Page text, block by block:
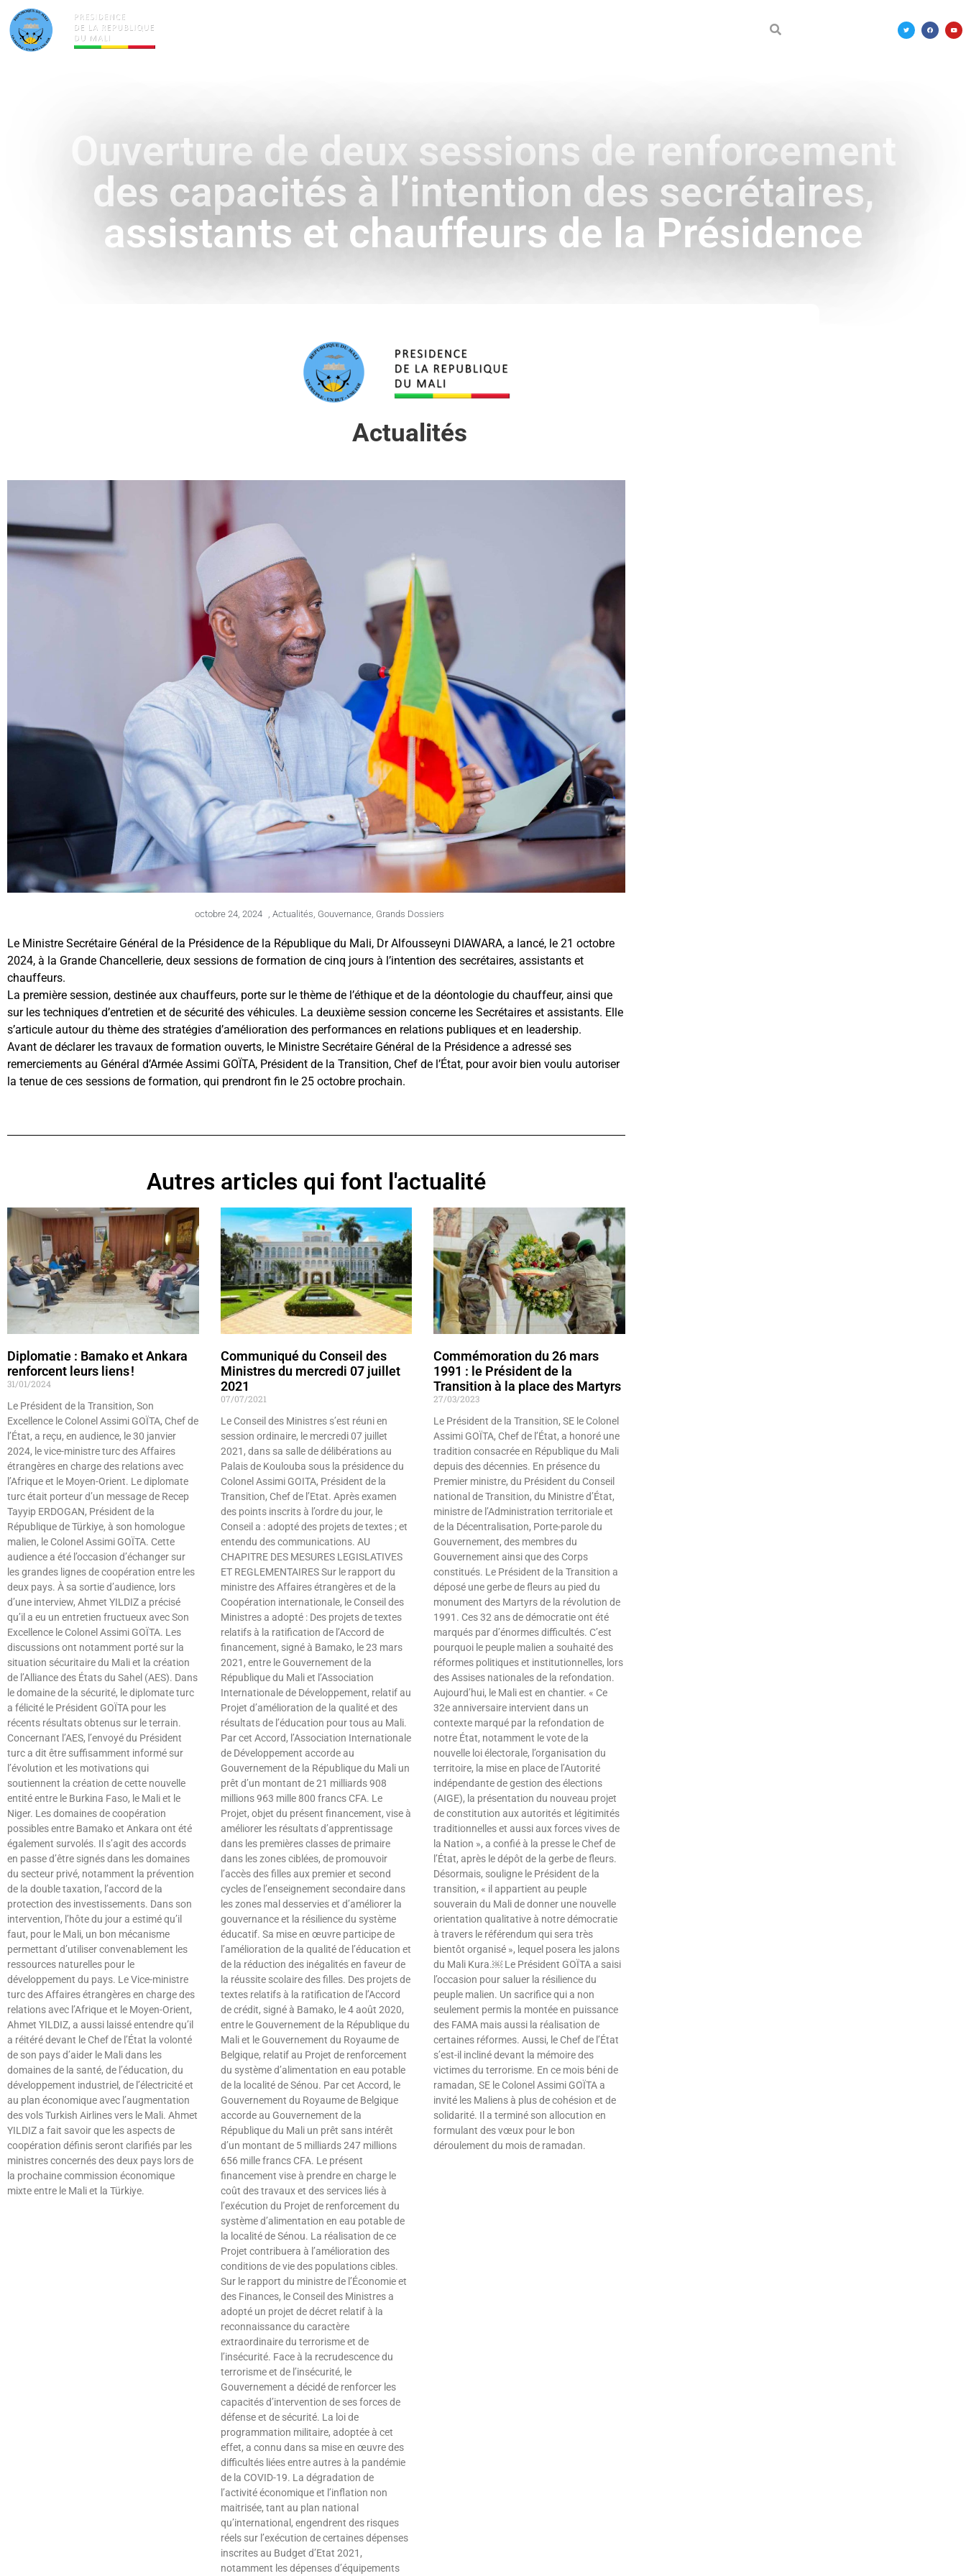
Ouverture de deux sessions de renforcement
des capacités à l’intention des secrétaires,
assistants et chauffeurs de la Présidence
Actualités
octobre 24, 2024 Actualités Gouvernance, Grands Dossiers
Le Ministre Secrétaire Général de la Présidence de la République du Mali, Dr Alfousseyni DIAWARA, a lancé, le 21 octobre
2024, à la Grande Chancellerie, deux sessions de formation de cinq jours à l’intention des secrétaires, assistants et
chauffeurs.
La première session, destinée aux chauffeurs, porte sur le thème de l’éthique et de la déontologie du chauffeur, ainsi que
sur les techniques d’entretien et de sécurité des véhicules. La deuxième session concerne les Secrétaires et assistants. Elle
s’articule autour du thème des stratégies d’amélioration des performances en relations publiques et en leadership.
Avant de déclarer les travaux de formation ouverts, le Ministre Secrétaire Général de la Présidence a adressé ses
remerciements au Général d’Armée Assimi GOÏTA, Président de la Transition, Chef de l’État, pour avoir bien voulu autoriser
la tenue de ces sessions de formation, qui prendront fin le 25 octobre prochain.
Autres articles qui font l'actualité
Diplomatie : Bamako et Ankara
renforcent leurs liens !
31/01/2024
Le Président de la Transition, Son
Excellence le Colonel Assimi GOÏTA, Chef de
l’État, a reçu, en audience, le 30 janvier
2024, le vice-ministre turc des Affaires
étrangères en charge des relations avec
l’Afrique et le Moyen-Orient. Le diplomate
turc était porteur d’un message de Recep
Tayyip ERDOGAN, Président de la
République de Türkiye, à son homologue
malien, le Colonel Assimi GOÏTA. Cette
audience a été l’occasion d’échanger sur
les grandes lignes de coopération entre les
deux pays. À sa sortie d’audience, lors
d’une interview, Ahmet YILDIZ a précisé
qu’il a eu un entretien fructueux avec Son
Excellence le Colonel Assimi GOÏTA. Les
discussions ont notamment porté sur la
situation sécuritaire du Mali et la création
de l’Alliance des États du Sahel (AES). Dans
le domaine de la sécurité, le diplomate turc
a félicité le Président GOÏTA pour les
récents résultats obtenus sur le terrain.
Concernant l’AES, l’envoyé du Président
turc a dit être suffisamment informé sur
l’évolution et les motivations qui
soutiennent la création de cette nouvelle
entité entre le Burkina Faso, le Mali et le
Niger. Les domaines de coopération
possibles entre Bamako et Ankara ont été
également survolés. Il s’agit des accords
en passe d’être signés dans les domaines
du secteur privé, notamment la prévention
de la double taxation, l’accord de la
protection des investissements. Dans son
intervention, l’hôte du jour a estimé qu’il
faut, pour le Mali, un bon mécanisme
permettant d’utiliser convenablement les
ressources naturelles pour le
développement du pays. Le Vice-ministre
turc des Affaires étrangères en charge des
relations avec l’Afrique et le Moyen-Orient,
Ahmet YILDIZ, a aussi laissé entendre qu’il
a réitéré devant le Chef de l’État la volonté
de son pays d’aider le Mali dans les
domaines de la santé, de l’éducation, du
développement industriel, de l’électricité et
au plan économique avec l’augmentation
des vols Turkish Airlines vers le Mali. Ahmet
YILDIZ a fait savoir que les aspects de
coopération définis seront clarifiés par les
ministres concernés des deux pays lors de
la prochaine commission économique
mixte entre le Mali et la Türkiye.
Communiqué du Conseil des
Ministres du mercredi 07 juillet
2021
07/07/2021
Le Conseil des Ministres s’est réuni en
session ordinaire, le mercredi 07 juillet
2021, dans sa salle de délibérations au
Palais de Koulouba sous la présidence du
Colonel Assimi GOITA, Président de la
Transition, Chef de l’Etat. Après examen
des points inscrits à l’ordre du jour, le
Conseil a : adopté des projets de textes ; et
entendu des communications. AU
CHAPITRE DES MESURES LEGISLATIVES
ET REGLEMENTAIRES Sur le rapport du
ministre des Affaires étrangères et de la
Coopération internationale, le Conseil des
Ministres a adopté : Des projets de textes
relatifs à la ratification de l’Accord de
financement, signé à Bamako, le 23 mars
2021, entre le Gouvernement de la
République du Mali et l’Association
Internationale de Développement, relatif au
Projet d’amélioration de la qualité et des
résultats de l’éducation pour tous au Mali.
Par cet Accord, l’Association Internationale
de Développement accorde au
Gouvernement de la République du Mali un
prêt d’un montant de 21 milliards 908
millions 963 mille 800 francs CFA. Le
Projet, objet du présent financement, vise à
améliorer les résultats d’apprentissage
dans les premières classes de primaire
dans les zones ciblées, de promouvoir
l’accès des filles aux premier et second
cycles de l’enseignement secondaire dans
les zones mal desservies et d’améliorer la
gouvernance et la résilience du système
éducatif. Sa mise en œuvre participe de
l’amélioration de la qualité de l’éducation et
de la réduction des inégalités en faveur de
la réussite scolaire des filles. Des projets de
textes relatifs à la ratification de l’Accord
de crédit, signé à Bamako, le 4 août 2020,
entre le Gouvernement de la République du
Mali et le Gouvernement du Royaume de
Belgique, relatif au Projet de renforcement
du système d’alimentation en eau potable
de la localité de Sénou. Par cet Accord, le
Gouvernement du Royaume de Belgique
accorde au Gouvernement de la
République du Mali un prêt sans intérêt
d’un montant de 5 milliards 247 millions
656 mille francs CFA. Le présent
financement vise à prendre en charge le
coût des travaux et des services liés à
l’exécution du Projet de renforcement du
système d’alimentation en eau potable de
la localité de Sénou. La réalisation de ce
Projet contribuera à l’amélioration des
conditions de vie des populations cibles.
Sur le rapport du ministre de l’Économie et
des Finances, le Conseil des Ministres a
adopté un projet de décret relatif à la
reconnaissance du caractère
extraordinaire du terrorisme et de
l’insécurité. Face à la recrudescence du
terrorisme et de l’insécurité, le
Gouvernement a décidé de renforcer les
capacités d’intervention de ses forces de
défense et de sécurité. La loi de
programmation militaire, adoptée à cet
effet, a connu dans sa mise en œuvre des
difficultés liées entre autres à la pandémie
de la COVID-19. La dégradation de
l’activité économique et l’inflation non
maitrisée, tant au plan national
qu’international, engendrent des risques
réels sur l’exécution de certaines dépenses
inscrites au Budget d’Etat 2021,
notamment les dépenses d’équipements
Commémoration du 26 mars
1991 : le Président de la
Transition à la place des Martyrs
27/03/2023
Le Président de la Transition, SE le Colonel
Assimi GOÏTA, Chef de l’État, a honoré une
tradition consacrée en République du Mali
depuis des décennies. En présence du
Premier ministre, du Président du Conseil
national de Transition, du Ministre d’État,
ministre de l’Administration territoriale et
de la Décentralisation, Porte-parole du
Gouvernement, des membres du
Gouvernement ainsi que des Corps
constitués. Le Président de la Transition a
déposé une gerbe de fleurs au pied du
monument des Martyrs de la révolution de
1991. Ces 32 ans de démocratie ont été
marqués par d’énormes difficultés. C’est
pourquoi le peuple malien a souhaité des
réformes politiques et institutionnelles, lors
des Assises nationales de la refondation.
Aujourd’hui, le Mali est en chantier. « Ce
32e anniversaire intervient dans un
contexte marqué par la refondation de
notre État, notamment le vote de la
nouvelle loi électorale, l’organisation du
territoire, la mise en place de l’Autorité
indépendante de gestion des élections
(AIGE), la présentation du nouveau projet
de constitution aux autorités et légitimités
traditionnelles et aussi aux forces vives de
la Nation », a confié à la presse le Chef de
l’État, après le dépôt de la gerbe de fleurs.
Désormais, souligne le Président de la
transition, « il appartient au peuple
souverain du Mali de donner une nouvelle
orientation qualitative à notre démocratie
à travers le référendum qui sera très
bientôt organisé », lequel posera les jalons
du Mali Kura.￼ Le Président GOÏTA a saisi
l’occasion pour saluer la résilience du
peuple malien. Un sacrifice qui a non
seulement permis la montée en puissance
des FAMA mais aussi la réalisation de
certaines réformes. Aussi, le Chef de l’État
s’est-il incliné devant la mémoire des
victimes du terrorisme. En ce mois béni de
ramadan, SE le Colonel Assimi GOÏTA a
invité les Maliens à plus de cohésion et de
solidarité. Il a terminé son allocution en
formulant des vœux pour le bon
déroulement du mois de ramadan.